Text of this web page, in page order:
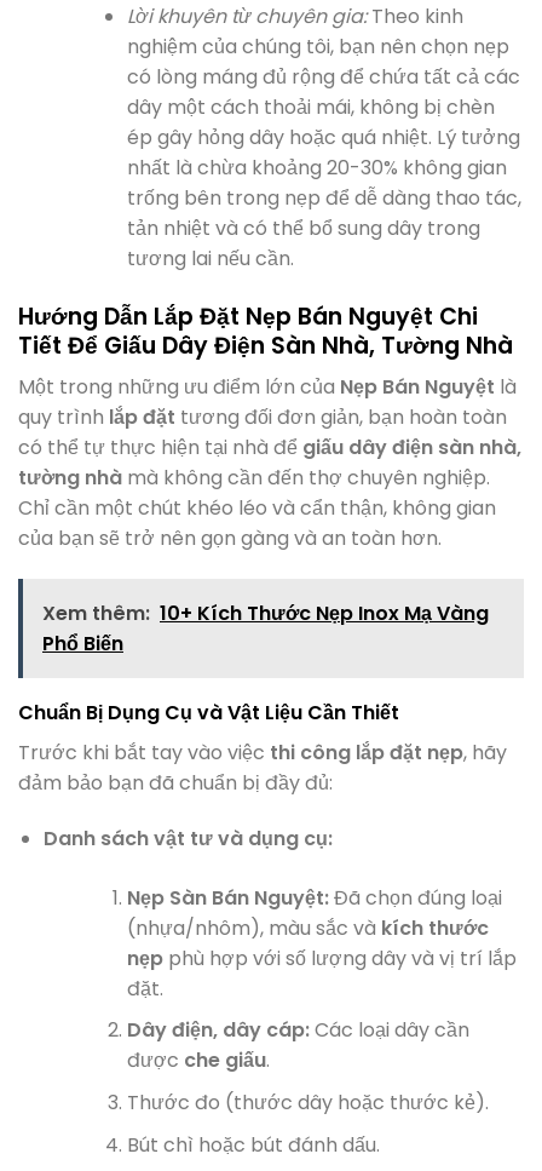
Lời khuyên từ chuyên gia:Theo kinh
nghiệm của chúng tôi, bạn nên chọn nẹp
có lòng máng đủ rộng để chứa tất cả các
dây một cách thoải mái, không bị chèn
ép gây hỏng dây hoặc quá nhiệt. Lý tưởng
nhất là chừa khoảng 20-30% không gian
trống bên trong nẹp để dễ dàng thao tác,
tản nhiệt và có thể bổ sung dây trong
tương lai nếu cần.
Hướng Dẫn Lắp Đặt Nẹp Bán Nguyệt Chi
Tiết Để Giấu Dây Điện Sàn Nhà, Tường Nhà
Một trong những ưu điểm lớn của Nẹp Bán Nguyệt là
quy trình lắp đặt tương đối đơn giản, bạn hoàn toàn
có thể tự thực hiện tại nhà để giấu dây điện sàn nhà,
tường nhà mà không cần đến thợ chuyên nghiệp.
Chỉ cần một chút khéo léo và cẩn thận, không gian
của bạn sẽ trở nên gọn gàng và an toàn hơn.
Xem thêm: 10+ Kích Thước Nẹp Inox Mạ Vàng
Phổ Biến
Chuẩn Bị Dụng Cụ và Vật Liệu Cần Thiết
Trước khi bắt tay vào việc thi công lắp đặt nẹp, hãy
đảm bảo bạn đã chuẩn bị đầy đủ:
Danh sách vật tư và dụng cụ:
Nẹp Sàn Bán Nguyệt:Đã chọn đúng loại
(nhựa/nhôm), màu sắc và kích thước
nẹpphù hợp với số lượng dây và vị trí lắp
đặt.
Dây điện, dây cáp:Các loại dây cần
được che giấu.
Thước đo (thước dây hoặc thước kẻ).
Bút chì hoặc bút đánh dấu.